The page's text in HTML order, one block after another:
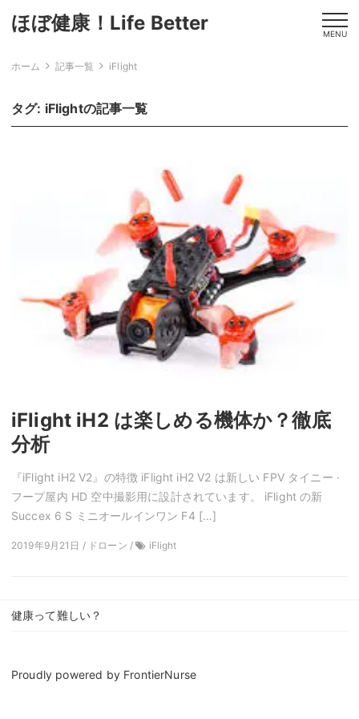
ほぼ健康！Life Better MENU
ホーム 記事一覧 iFlight
タグ: iFlightの記事一覧
iFlight iH2 は楽しめる機体か？徹底
分析
『iFlight iH2 V2』の特徴 iFlight iH2 V2 は新しい FPV タイニー ·
フープ屋内 HD 空中撮影用に設計されています。 iFlight の新
Succex 6 S ミニオールインワン F4 […]
2019年9月21日 / ドローン / iFlight
健康って難しい？
Proudly powered by FrontierNurse